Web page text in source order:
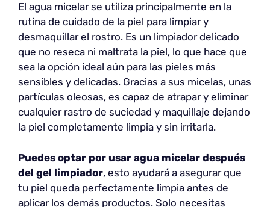
El agua micelar se utiliza principalmente en la
rutina de cuidado de la piel para limpiar y
desmaquillar el rostro. Es un limpiador delicado
que no reseca ni maltrata la piel, lo que hace que
sea la opción ideal aún para las pieles más
sensibles y delicadas. Gracias a sus micelas, unas
partículas oleosas, es capaz de atrapar y eliminar
cualquier rastro de suciedad y maquillaje dejando
la piel completamente limpia y sin irritarla.
Puedes optar por usar agua micelar después
del gel limpiador, esto ayudará a asegurar que
tu piel queda perfectamente limpia antes de
aplicar los demás productos. Solo necesitas